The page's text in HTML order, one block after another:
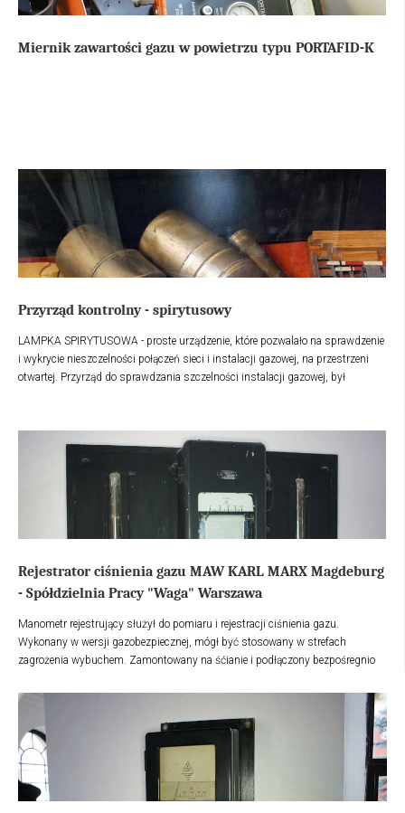
Miernik zawartości gazu w powietrzu typu PORTAFID-K
Przyrząd kontrolny - spirytusowy
LAMPKA SPIRYTUSOWA - proste urządzenie, które pozwalało na sprawdzenie
i wykrycie nieszczelności połączeń sieci i instalacji gazowej, na przestrzeni
otwartej. Przyrząd do sprawdzania szczelności instalacji gazowej, był
sprawdzaniem szczelności połączeń sieci i instalacji gazowej.
Rejestrator ciśnienia gazu MAW KARL MARX Magdeburg
- Spółdzielnia Pracy "Waga" Warszawa
Manometr rejestrujący służył do pomiaru i rejestracji ciśnienia gazu.
Wykonany w wersji gazobezpiecznej, mógł być stosowany w strefach
zagrożenia wybuchem. Zamontowany na śćianie i podłączony bezpośregnio